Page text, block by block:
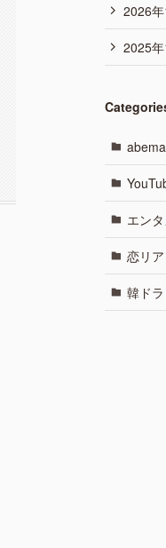
2026年
2025年
abema
エン
恋リア
韓ドラ